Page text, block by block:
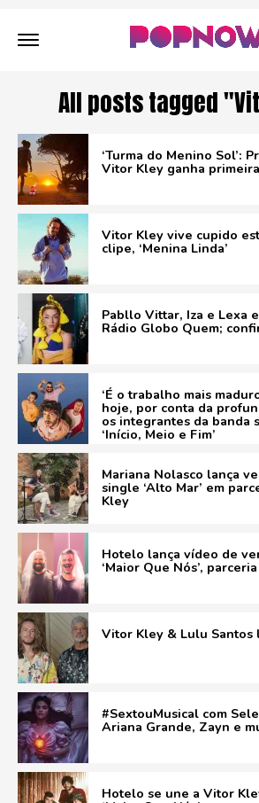
All posts tagged
‘Turma do Menino Sol’:
Vitor Kley ganha
Vitor Kley vive cupido
clipe, ‘Menina Linda’
Pabllo Vittar, Iza e Lexa
Rádio Globo Quem;
‘É o trabalho mais
hoje, por conta da
os integrantes da banda
‘Início, Meio e Fim’
Mariana Nolasco lança
single ‘Alto Mar’ em
Kley
Hotelo lança vídeo de
‘Maior Que Nós’,
Vitor Kley & Lulu Santos
#SextouMusical com
Ariana Grande, Zayn e
Hotelo se une a Vitor